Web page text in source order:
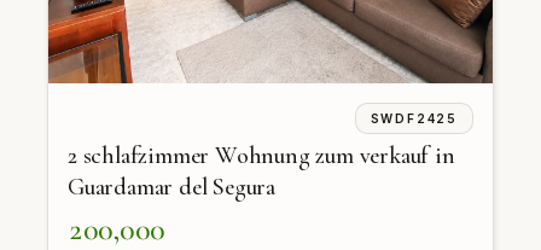
SWDF2425
2 schlafzimmer Wohnung zum verkauf in
Guardamar del Segura
200,000